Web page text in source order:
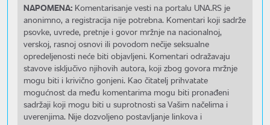
NAPOMENA: Komentarisanje vesti na portalu UNA.RS je
anonimno, a registracija nije potrebna. Komentari koji sadrže
psovke, uvrede, pretnje i govor mržnje na nacionalnoj,
verskoj, rasnoj osnovi ili povodom nečije seksualne
opredeljenosti neće biti objavljeni. Komentari odražavaju
stavove isključivo njihovih autora, koji zbog govora mržnje
mogu biti i krivično gonjeni. Kao čitatelj prihvatate
mogućnost da među komentarima mogu biti pronađeni
sadržaji koji mogu biti u suprotnosti sa Vašim načelima i
uverenjima. Nije dozvoljeno postavljanje linkova i